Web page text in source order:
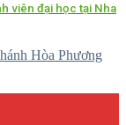
viên đại học tại Nha
Hòa Phương